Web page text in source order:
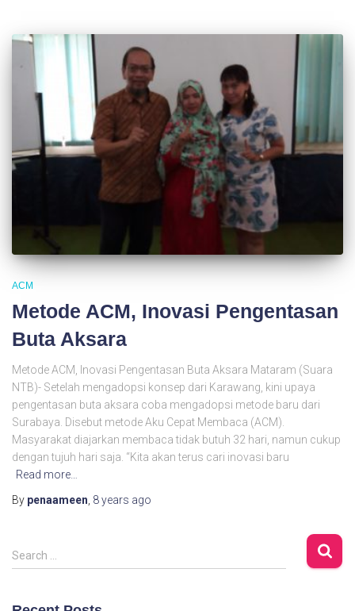
ACM
Metode ACM, Inovasi Pengentasan
Buta Aksara
Metode ACM, Inovasi Pengentasan Buta Aksara Mataram (Suara
NTB)- Setelah mengadopsi konsep dari Karawang, kini upaya
pengentasan buta aksara coba mengadopsi metode baru dari
Surabaya. Disebut metode Aku Cepat Membaca (ACM).
Masyarakat diajarkan membaca tidak butuh 32 hari, namun cukup
dengan tujuh hari saja. “Kita akan terus cari inovasi baru
Read more…
By penaameen, 8 years ago
S
e
Search …